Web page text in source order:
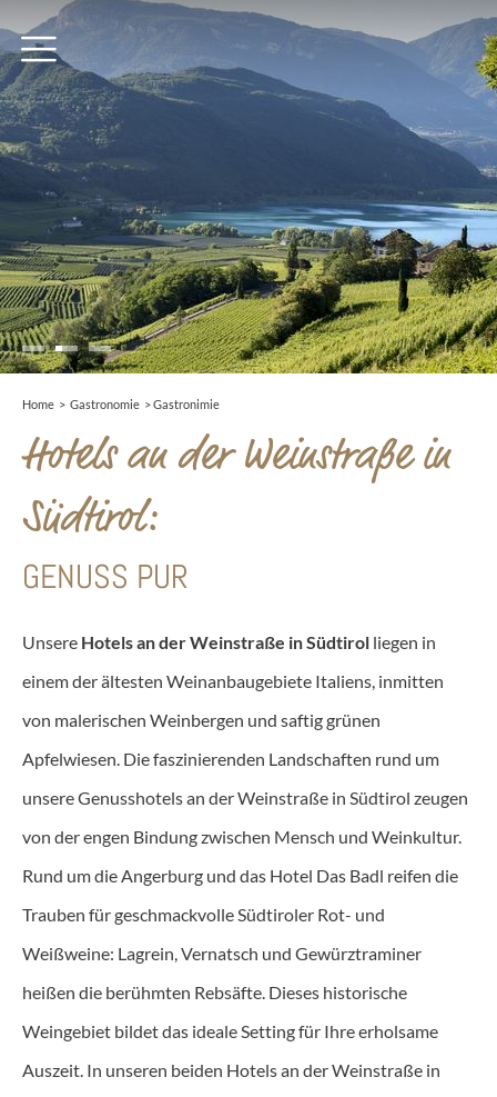
Home > Gastronomie >Gastronimie
Hotels an der Weinstraße in
Südtirol:
GENUSS PUR
Unsere Hotels an der Weinstraße in Südtirol liegen in
einem der ältesten Weinanbaugebiete Italiens, inmitten
von malerischen Weinbergen und saftig grünen
Apfelwiesen. Die faszinierenden Landschaften rund um
unsere Genusshotels an der Weinstraße in Südtirol zeugen
von der engen Bindung zwischen Mensch und Weinkultur.
Rund um die Angerburg und das Hotel Das Badl reifen die
Trauben für geschmackvolle Südtiroler Rot- und
Weißweine: Lagrein, Vernatsch und Gewürztraminer
heißen die berühmten Rebsäfte. Dieses historische
Weingebiet bildet das ideale Setting für Ihre erholsame
Auszeit. In unseren beiden Hotels an der Weinstraße in